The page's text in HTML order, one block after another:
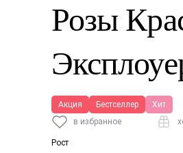
Розы
Акция Бестселлер
Хит
в избранное
Рост